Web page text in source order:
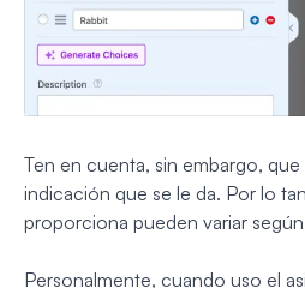
Ten en cuenta, sin embargo, que
indicación que se le da. Por lo
proporciona pueden variar
Personalmente, cuando uso el